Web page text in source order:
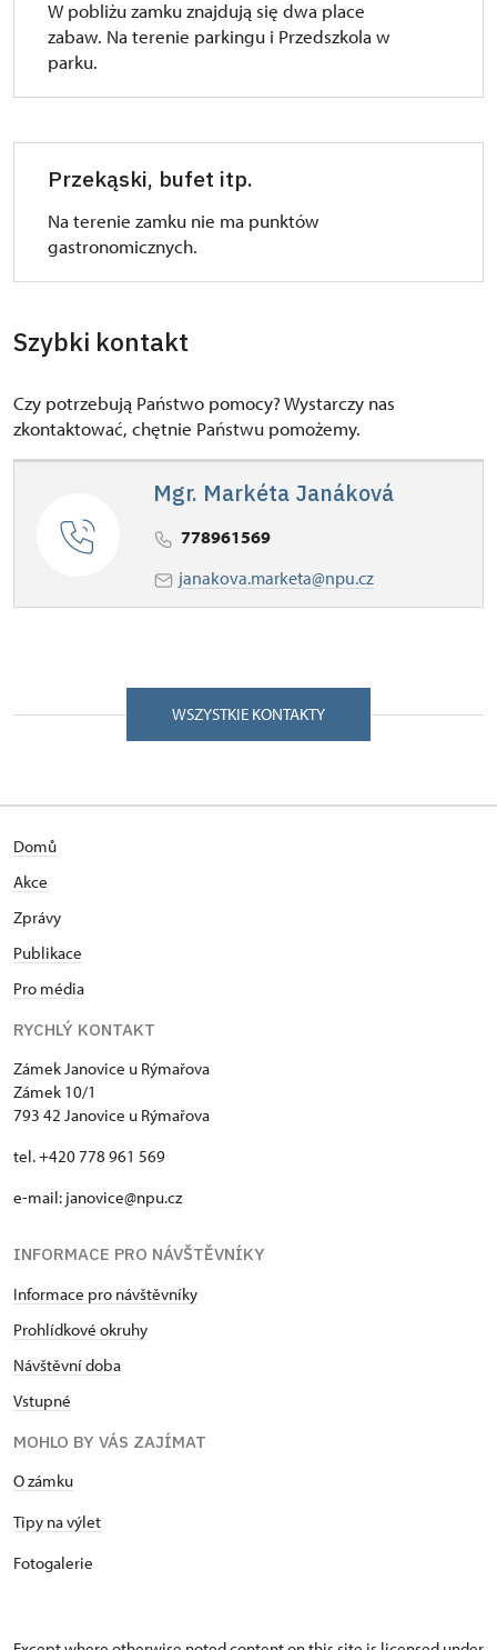
W pobliżu zamku znajdują się dwa place
zabaw. Na terenie parkingu i Przedszkola w
parku.
Przekąski, bufet itp.
Na terenie zamku nie ma punktów
gastronomicznych.
Szybki kontakt
Czy potrzebują Państwo pomocy? Wystarczy nas
zkontaktować, chętnie Państwu pomożemy.
Mgr. Markéta Janáková
778961569
janakova.marketa@npu.cz
WSZYSTKIE KONTAKTY
Domů
Akce
Zprávy
Publikace
Pro média
RYCHLÝ KONTAKT
Zámek Janovice u Rýmařova
Zámek 10/1
793 42 Janovice u Rýmařova
tel. +420 778 961 569
e-mail: janovice@npu.cz
INFORMACE PRO NÁVŠTĚVNÍKY
Informace pro návštěvníky
Prohlídkové okruhy
Návštěvní doba
Vstupné
MOHLO BY VÁS ZAJÍMAT
O zámku
Tipy na výlet
Fotogalerie